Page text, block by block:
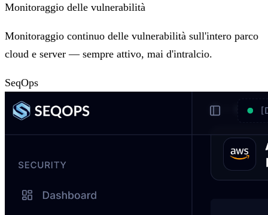
Monitoraggio delle vulnerabilità
Monitoraggio continuo delle vulnerabilità sull'intero parco
cloud e server — sempre attivo, mai d'intralcio.
SeqOps